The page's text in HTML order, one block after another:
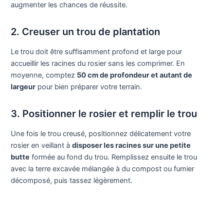
augmenter les chances de réussite.
2. Creuser un trou de plantation
Le trou doit être suffisamment profond et large pour
accueillir les racines du rosier sans les comprimer. En
moyenne, comptez 50 cm de profondeur et autant de
largeur pour bien préparer votre terrain.
3. Positionner le rosier et remplir le trou
Une fois le trou creusé, positionnez délicatement votre
rosier en veillant àdisposer les racines sur une petite
butte formée au fond du trou. Remplissez ensuite le trou
avec la terre excavée mélangée à du compost ou fumier
décomposé, puis tassez légèrement.